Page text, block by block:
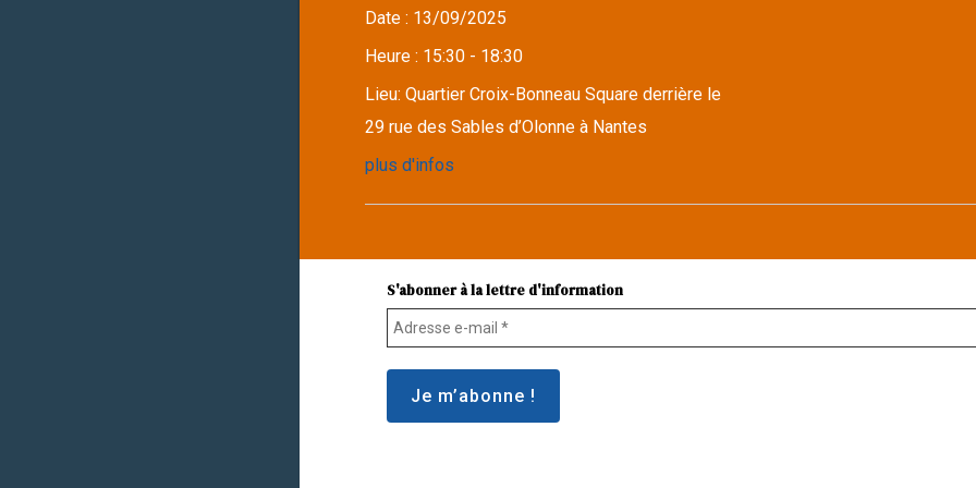
Date : 13/09/2025
Heure : 15:30 - 18:30
Lieu:Quartier Croix-Bonneau Square derrière le
29 rue des Sables d’Olonne à Nantes
plus d'infos
S'abonner à la lettre d'information